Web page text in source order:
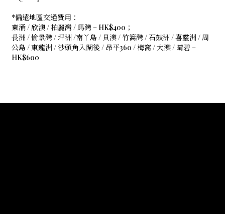
*偏遠地區交通費用：
東涌 / 欣澳 / 柏麗灣 / 馬灣 – HK$400；
長洲 / 愉景灣 / 坪洲 /南丫島 / 貝澳 / 竹篙灣 / 石鼓洲 / 喜靈洲 / 周
公島 / 東龍洲 / 沙頭角入閘後 / 昂平360 / 梅窩 / 大澳 / 晴碧 –
HK$600